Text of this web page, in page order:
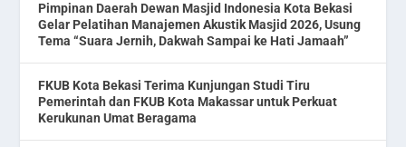
Pimpinan Daerah Dewan Masjid Indonesia Kota Bekasi
Gelar Pelatihan Manajemen Akustik Masjid 2026, Usung
Tema “Suara Jernih, Dakwah Sampai ke Hati Jamaah”
FKUB Kota Bekasi Terima Kunjungan Studi Tiru
Pemerintah dan FKUB Kota Makassar untuk Perkuat
Kerukunan Umat Beragama